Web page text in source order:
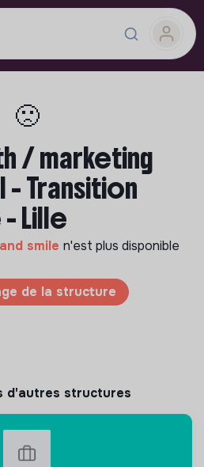
🙁
/ marketing
Transition
Lille
smile n'est plus disponible
de la structure
d'autres structures